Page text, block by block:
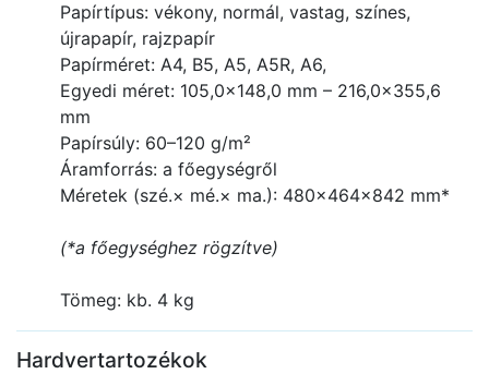
Papírtípus: vékony, normál, vastag, színes,
újrapapír, rajzpapír
Papírméret: A4, B5, A5, A5R, A6,
Egyedi méret: 105,0×148,0 mm – 216,0×355,6
mm
Papírsúly: 60–120 g/m²
Áramforrás: a főegységről
Méretek (szé.× mé.× ma.): 480×464×842 mm*
(*a főegységhez rögzítve)
Tömeg: kb. 4 kg
Hardvertartozékok